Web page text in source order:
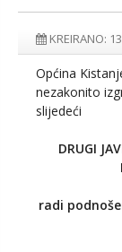
KREIRANO:
Općina
nezakonito
slijedeći
DRUGI
radi